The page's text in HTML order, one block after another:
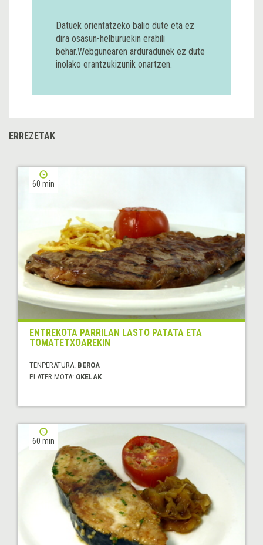
Datuek orientatzeko balio dute eta ez
dira osasun-helburuekin erabili
behar.Webgunearen arduradunek ez dute
inolako erantzukizunik onartzen.
ERREZETAK
60 min
ENTREKOTA PARRILAN LASTO PATATA ETA
TOMATETXOAREKIN
TENPERATURA: BEROA
PLATER MOTA: OKELAK
60 min